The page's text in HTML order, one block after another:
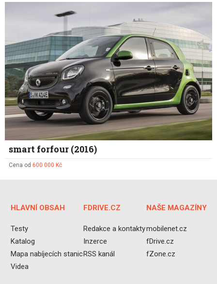
smart forfour (2016)
Cena od 600 000 Kč
HLAVNÍ OBSAH
Testy
Katalog
Mapa nabíjecích stanic
Videa
FDRIVE.CZ
Redakce a kontakty
Inzerce
RSS kanál
NAŠE MAGAZÍNY
mobilenet.cz
fDrive.cz
fZone.cz